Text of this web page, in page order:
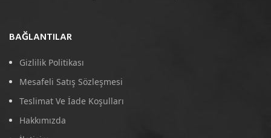
BAĞLANTILAR
Gizlilik Politikası
Mesafeli Satış Sözleşmesi
Teslimat Ve İade Koşulları
Hakkımızda